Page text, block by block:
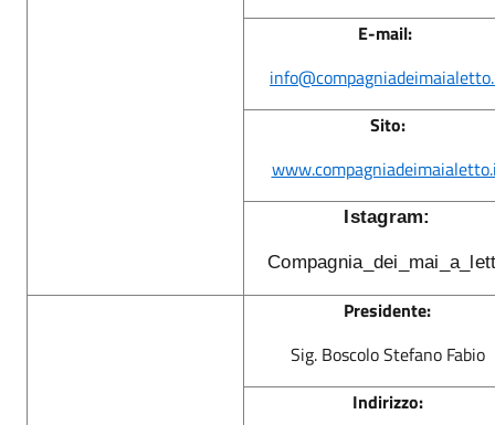
E-mail:
Sito:
Istagram:
Presidente:
Sig. Boscolo Stefano Fabio
Indirizzo: